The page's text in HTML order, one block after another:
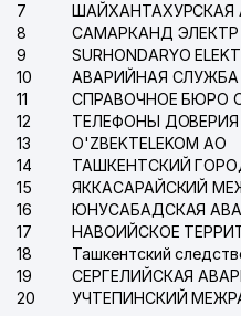
7
8
9
10
11
12
13
O'ZBEKTELEKOM АО
14
15
16
17
18
19
20